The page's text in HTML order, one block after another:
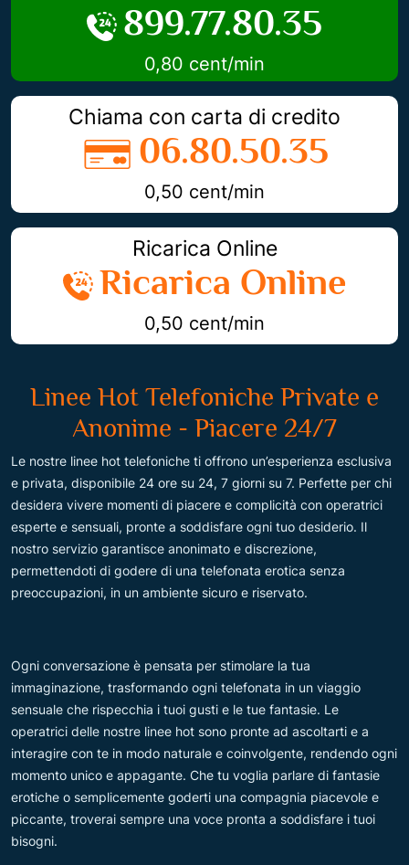
899.77.80.35
0,80 cent/min
Chiama con carta di credito
06.80.50.35
0,50 cent/min
Ricarica Online
Ricarica Online
0,50 cent/min
Linee Hot Telefoniche Private e
Anonime - Piacere 24/7
Le nostre linee hot telefoniche ti offrono un’esperienza esclusiva
e privata, disponibile 24 ore su 24, 7 giorni su 7. Perfette per chi
desidera vivere momenti di piacere e complicità con operatrici
esperte e sensuali, pronte a soddisfare ogni tuo desiderio. Il
nostro servizio garantisce anonimato e discrezione,
permettendoti di godere di una telefonata erotica senza
preoccupazioni, in un ambiente sicuro e riservato.
Ogni conversazione è pensata per stimolare la tua
immaginazione, trasformando ogni telefonata in un viaggio
sensuale che rispecchia i tuoi gusti e le tue fantasie. Le
operatrici delle nostre linee hot sono pronte ad ascoltarti e a
interagire con te in modo naturale e coinvolgente, rendendo ogni
momento unico e appagante. Che tu voglia parlare di fantasie
erotiche o semplicemente goderti una compagnia piacevole e
piccante, troverai sempre una voce pronta a soddisfare i tuoi
bisogni.